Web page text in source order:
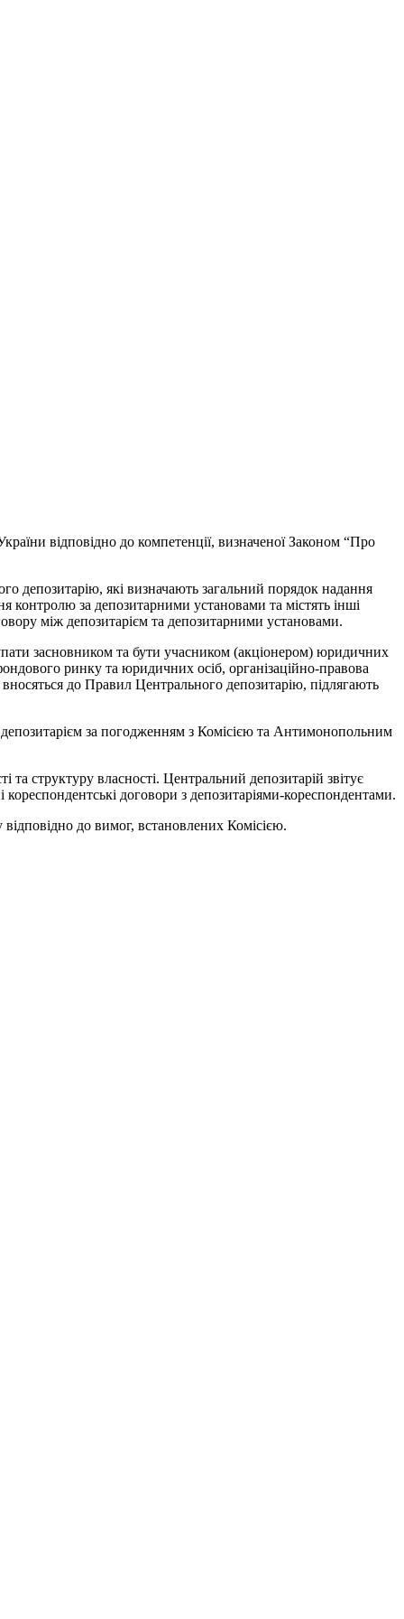
відповідно до компетенції, визначеної Законом “Про
депозитарію, які визначають загальний порядок надання
контролю за депозитарними установами та містять інші
між депозитарієм та депозитарними установами.
засновником та бути учасником (акціонером) юридичних
ринку та юридичних осіб, організаційно-правова
до Правил Центрального депозитарію, підлягають
за погодженням з Комісією та Антимонопольним
структуру власності. Центральний депозитарій звітує
договори з депозитаріями-кореспондентами.
до вимог, встановлених Комісією.